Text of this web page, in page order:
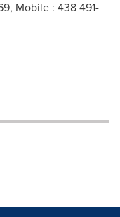
Mobile : 438 491-